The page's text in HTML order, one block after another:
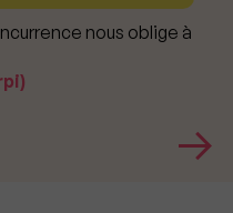
nous oblige à